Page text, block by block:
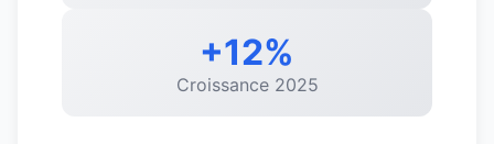
+12%
Croissance 2025